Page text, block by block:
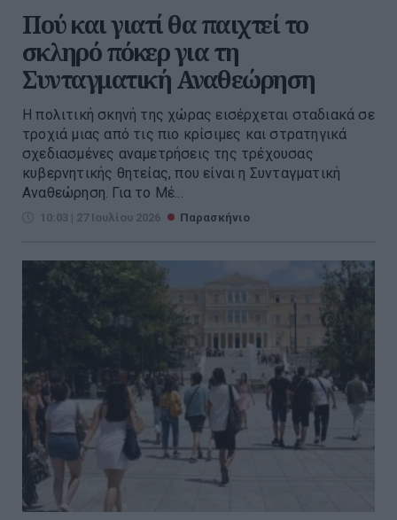
Πού και γιατί θα παιχτεί το
σκληρό πόκερ για τη
Συνταγματική Αναθεώρηση
Η πολιτική σκηνή της χώρας εισέρχεται σταδιακά σε
τροχιά μιας από τις πιο κρίσιμες και στρατηγικά
σχεδιασμένες αναμετρήσεις της τρέχουσας
κυβερνητικής θητείας, που είναι η Συνταγματική
Αναθεώρηση. Για το Μέ...
10:03 | 27 Ιουλίου 2026 Παρασκήνιο